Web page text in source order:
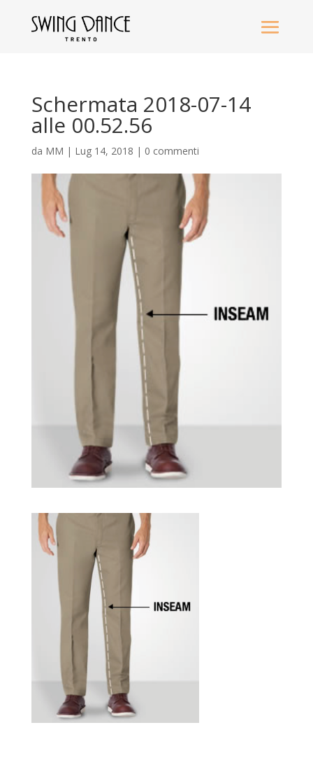
Schermata 2018-07-14
alle 00.52.56
da MM | Lug 14, 2018 | 0 commenti